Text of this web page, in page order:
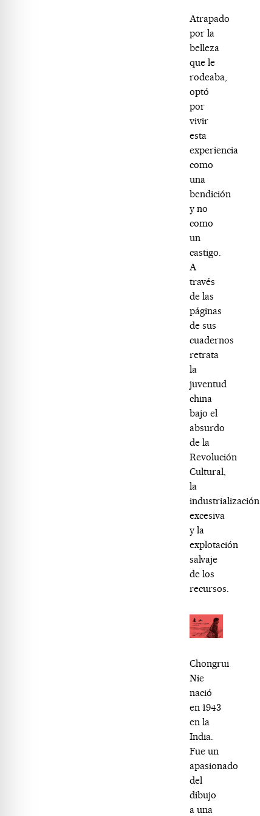
Atrapado
por la
belleza
que le
rodeaba,
optó
por
vivir
esta
experiencia
como
una
bendición
y no
como
un
castigo.
A
través
de las
páginas
de sus
cuadernos
retrata
la
juventud
china
bajo el
absurdo
de la
Revolución
Cultural,
la
industrialización
excesiva
y la
explotación
salvaje
de los
recursos.
Chongrui
Nie
nació
en 1943
en la
India.
Fue un
apasionado
del
dibujo
a una